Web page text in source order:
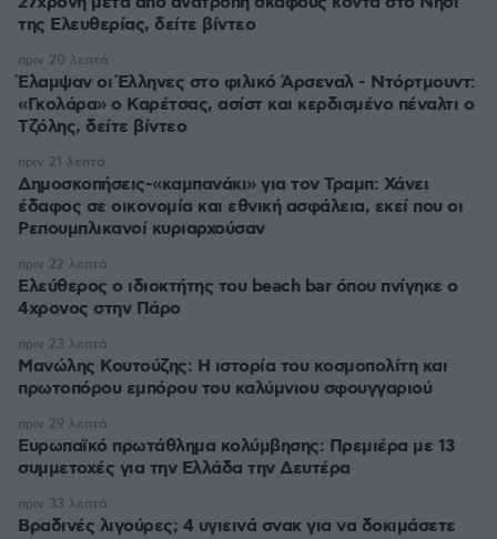
της Ελευθερίας, δείτε βίντεο
Έλαμψαν οι Έλληνες στο φιλικό Άρσεναλ - Ντόρτμουντ:
«Γκολάρα» ο Καρέτσας, ασίστ και κερδισμένο πέναλτι ο
Τζόλης, δείτε βίντεο
πριν 20 λεπτά
Δημοσκοπήσεις-«καμπανάκι» για τον Τραμπ: Χάνει
έδαφος σε οικονομία και εθνική ασφάλεια, εκεί που οι
Ρεπουμπλικανοί κυριαρχούσαν
πριν 21 λεπτά
Ελεύθερος ο ιδιοκτήτης του beach bar όπου πνίγηκε ο
4χρονος στην Πάρο
πριν 22 λεπτά
Μανώλης Κουτούζης: Η ιστορία του κοσμοπολίτη και
πρωτοπόρου εμπόρου του καλύμνιου σφουγγαριού
πριν 23 λεπτά
Ευρωπαϊκό πρωτάθλημα κολύμβησης: Πρεμιέρα με 13
συμμετοχές για την Ελλάδα την Δευτέρα
πριν 29 λεπτά
Βραδινές λιγούρες; 4 υγιεινά σνακ για να δοκιμάσετε
πριν 33 λεπτά